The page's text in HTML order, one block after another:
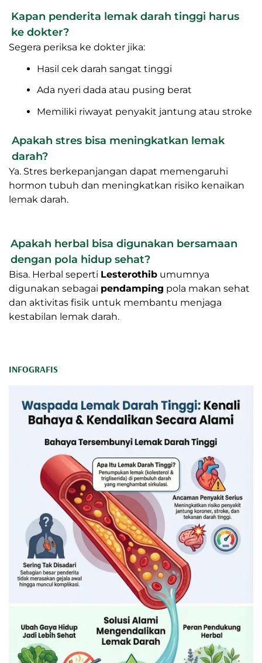
Kapan penderita lemak darah tinggi harus
ke dokter?
Segera periksa ke dokter jika:
Hasil cek darah sangat tinggi
Ada nyeri dada atau pusing berat
Memiliki riwayat penyakit jantung atau stroke
Apakah stres bisa meningkatkan lemak
darah?
Ya. Stres berkepanjangan dapat memengaruhi
hormon tubuh dan meningkatkan risiko kenaikan
lemak darah.
Apakah herbal bisa digunakan bersamaan
dengan pola hidup sehat?
Bisa. Herbal seperti Lesterothib umumnya
digunakan sebagai pendamping pola makan sehat
dan aktivitas fisik untuk membantu menjaga
kestabilan lemak darah.
INFOGRAFIS